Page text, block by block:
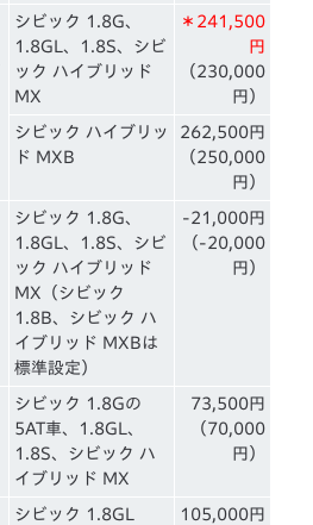
シビック 1.8G、
1.8GL、1.8S、シビ
ック ハイブリッド
MX
＊241,500
円
（230,000
円）
シビック ハイブリッ
ド MXB
262,500円
（250,000
円）
シビック 1.8G、
1.8GL、1.8S、シビ
ック ハイブリッド
MX（シビック
1.8B、シビック ハ
イブリッド MXBは
標準設定）
-21,000円
（-20,000
円）
シビック 1.8Gの
5AT車、1.8GL、
1.8S、シビック ハ
イブリッド MX
73,500円
（70,000
円）
シビック 1.8GL
105,000円